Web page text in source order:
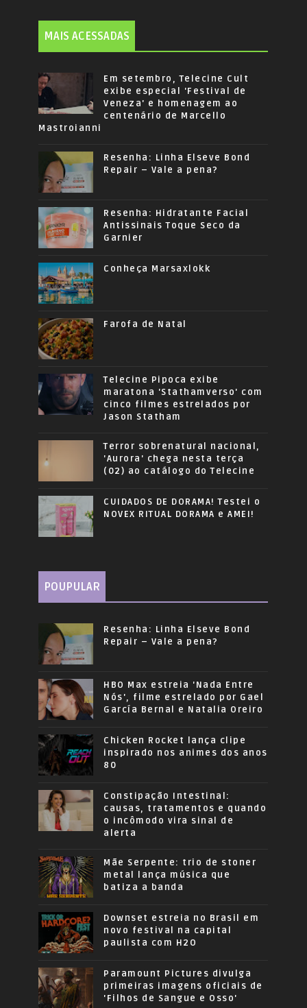
MAIS ACESSADAS
Em setembro, Telecine Cult
exibe especial 'Festival de
Veneza' e homenagem ao
centenário de Marcello
Mastroianni
Resenha: Linha Elseve Bond
Repair – Vale a pena?
Resenha: Hidratante Facial
Antissinais Toque Seco da
Garnier
Conheça Marsaxlokk
Farofa de Natal
Telecine Pipoca exibe
maratona 'Stathamverso' com
cinco filmes estrelados por
Jason Statham
Terror sobrenatural nacional,
'Aurora' chega nesta terça
(02) ao catálogo do Telecine
CUIDADOS DE DORAMA! Testei o
NOVEX RITUAL DORAMA e AMEI!
POUPULAR
Resenha: Linha Elseve Bond
Repair – Vale a pena?
HBO Max estreia 'Nada Entre
Nós', filme estrelado por Gael
García Bernal e Natalia Oreiro
Chicken Rocket lança clipe
inspirado nos animes dos anos
80
Constipação Intestinal:
causas, tratamentos e quando
o incômodo vira sinal de
alerta
Mãe Serpente: trio de stoner
metal lança música que
batiza a banda
Downset estreia no Brasil em
novo festival na capital
paulista com H2O
Paramount Pictures divulga
primeiras imagens oficiais de
'Filhos de Sangue e Osso'